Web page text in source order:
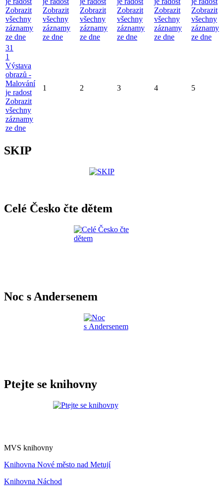
Zobrazit
všechny
záznamy
ze dne
Zobrazit
všechny
záznamy
ze dne
Zobrazit
všechny
záznamy
ze dne
Zobrazit
všechny
záznamy
ze dne
Zobrazit
všechny
záznamy
ze dne
Zobrazit
všechny
záznamy
ze dne
31
1
Výstava
obrazů -
Malování
je radost
Zobrazit
všechny
záznamy
ze dne
1 2 3 4 5
SKIP
Celé Česko čte dětem
Noc s Andersenem
Ptejte se knihovny
MVS knihovny
Knihovna Nové město nad Metují
Knihovna Náchod